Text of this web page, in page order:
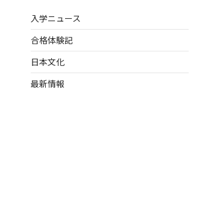
入学ニュース
合格体験記
日本文化
最新情報